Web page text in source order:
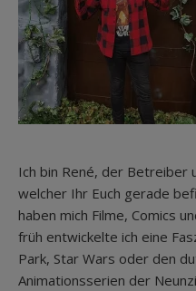
Ich bin René, der Betreiber
welcher Ihr Euch gerade
haben mich Filme, Comics
früh entwickelte ich eine
Park, Star Wars oder den
Animationsserien der